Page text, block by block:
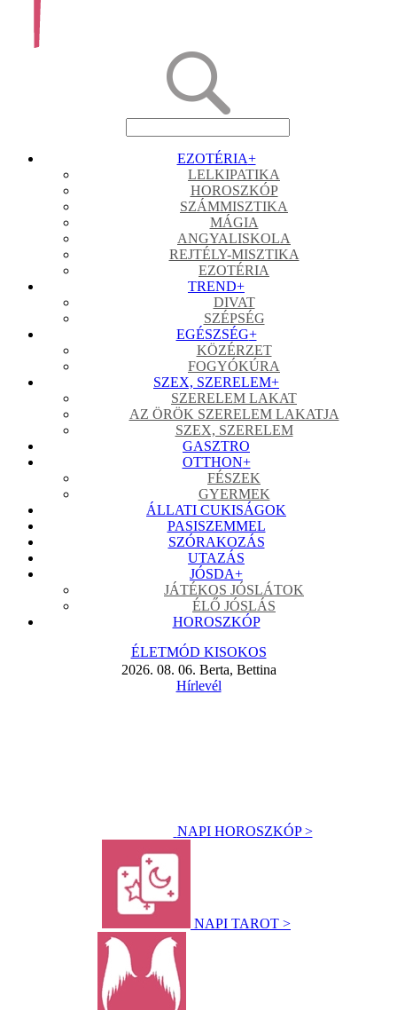
EZOTÉRIA+
LELKIPATIKA
HOROSZKÓP
SZÁMMISZTIKA
MÁGIA
ANGYALISKOLA
REJTÉLY-MISZTIKA
EZOTÉRIA
TREND+
DIVAT
SZÉPSÉG
EGÉSZSÉG+
KÖZÉRZET
FOGYÓKÚRA
SZEX, SZERELEM+
SZERELEM LAKAT
AZ ÖRÖK SZERELEM LAKATJA
SZEX, SZERELEM
GASZTRO
OTTHON+
FÉSZEK
GYERMEK
ÁLLATI CUKISÁGOK
PASISZEMMEL
SZÓRAKOZÁS
UTAZÁS
JÓSDA+
JÁTÉKOS JÓSLÁTOK
ÉLŐ JÓSLÁS
HOROSZKÓP
ÉLETMÓD KISOKOS
2026. 08. 06. Berta, Bettina
Hírlevél
NAPI HOROSZKÓP >
NAPI TAROT >